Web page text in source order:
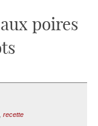
poires
recette